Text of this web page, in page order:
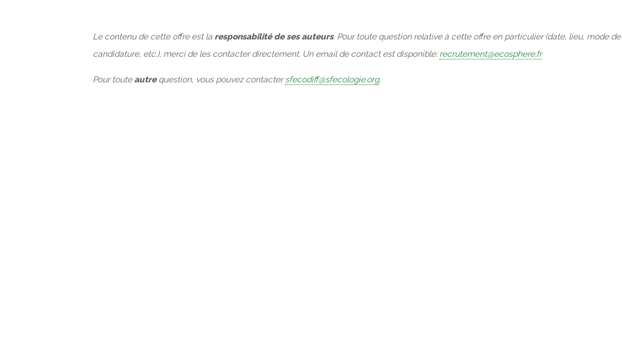
Le contenu de cette offre est laresponsabilité de ses auteurs. Pour toute question relative à cette offre en particulier (date, lieu, mode de
candidature, etc.), merci de les contacter directement. Un email de contact est disponible: recrutement@ecosphere.fr
Pour touteautrequestion, vous pouvez contactersfecodiff@sfecologie.org.